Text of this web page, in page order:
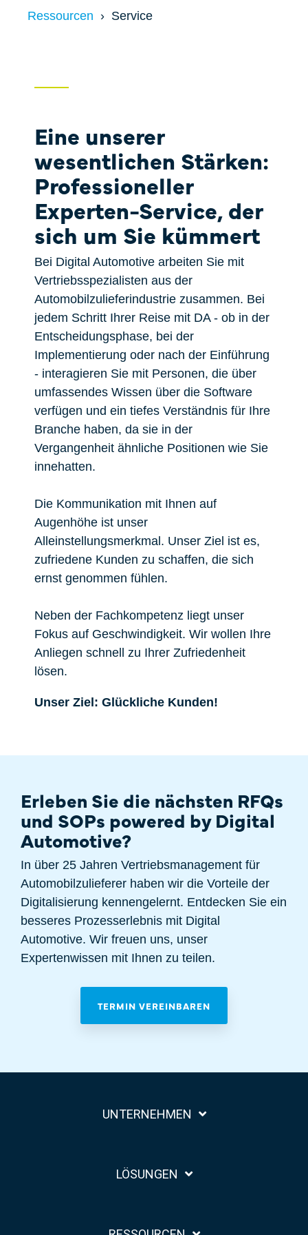
Ressourcen Service
Eine unserer
wesentlichen Stärken:
Professioneller
Experten-Service, der
sich um Sie kümmert
Bei Digital Automotive arbeiten Sie mit
Vertriebsspezialisten aus der
Automobilzulieferindustrie zusammen. Bei
jedem Schritt Ihrer Reise mit DA - ob in der
Entscheidungsphase, bei der
Implementierung oder nach der Einführung
- interagieren Sie mit Personen, die über
umfassendes Wissen über die Software
verfügen und ein tiefes Verständnis für Ihre
Branche haben, da sie in der
Vergangenheit ähnliche Positionen wie Sie
innehatten.
Die Kommunikation mit Ihnen auf
Augenhöhe ist unser
Alleinstellungsmerkmal. Unser Ziel ist es,
zufriedene Kunden zu schaffen, die sich
ernst genommen fühlen.
Neben der Fachkompetenz liegt unser
Fokus auf Geschwindigkeit. Wir wollen Ihre
Anliegen schnell zu Ihrer Zufriedenheit
lösen.
Unser Ziel: Glückliche Kunden!
Erleben Sie die nächsten RFQs
und SOPs powered by Digital
Automotive?
In über 25 Jahren Vertriebsmanagement für
Automobilzulieferer haben wir die Vorteile der
Digitalisierung kennengelernt. Entdecken Sie ein
besseres Prozesserlebnis mit Digital
Automotive. Wir freuen uns, unser
Expertenwissen mit Ihnen zu teilen.
TERMIN VEREINBAREN
UNTERNEHMEN
LÖSUNGEN